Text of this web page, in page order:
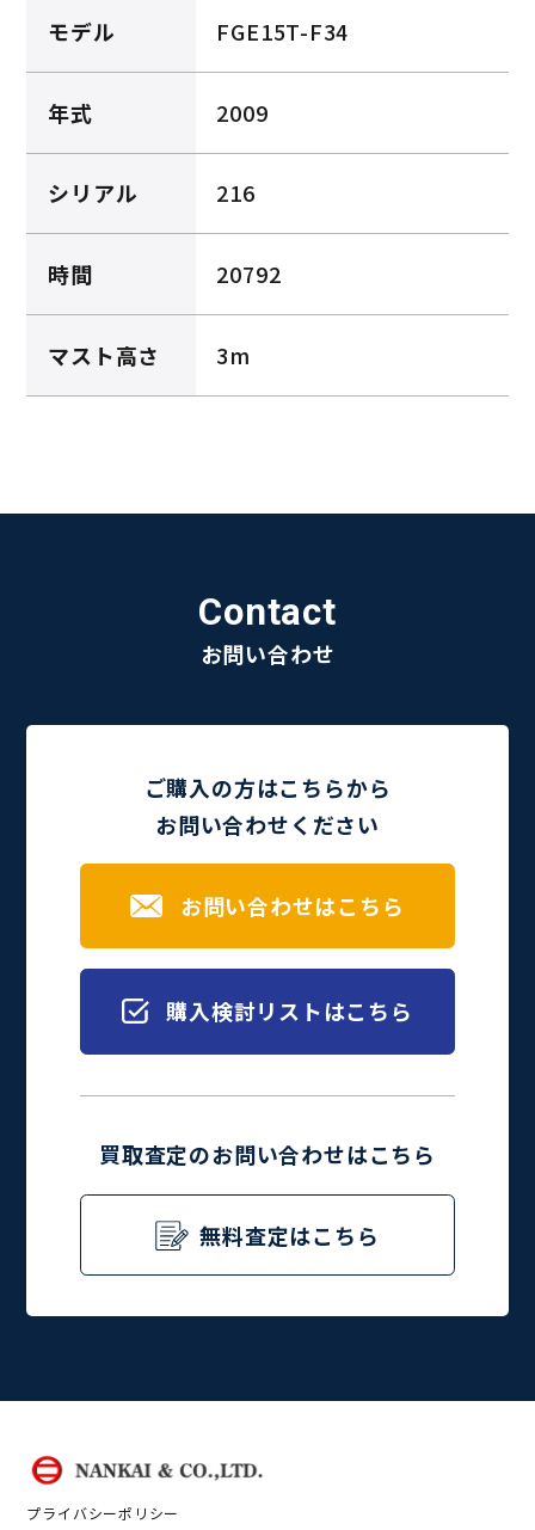
モデル FGE15T-F34
年式 2009
シリアル 216
時間 20792
マスト高さ 3m
Contact
お問い合わせ
ご購入の方はこちらから
お問い合わせください
お問い合わせはこちら
購入検討リストはこちら
買取査定のお問い合わせはこちら
無料査定はこちら
プライバシーポリシー